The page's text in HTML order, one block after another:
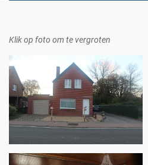
Klik op foto om te vergroten